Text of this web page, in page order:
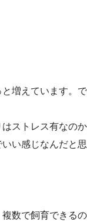
増えています。で
ストレス有なのか
い感じなんだと思
数で飼育できるの